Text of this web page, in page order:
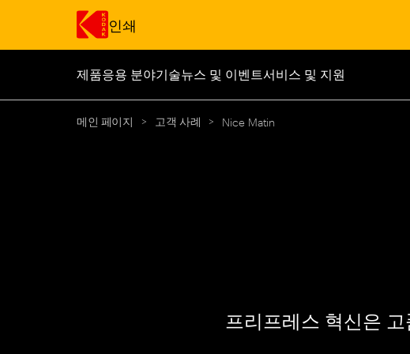
인쇄
제품응용 분야기술뉴스 및 이벤트서비스 및 지원
메인 페이지 > 고객 사례 > Nice Matin
프리프레스 혁신은